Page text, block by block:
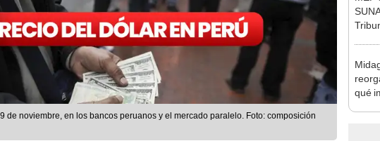
de noviembre, en los bancos peruanos y el mercado paralelo. Foto: composición
qué